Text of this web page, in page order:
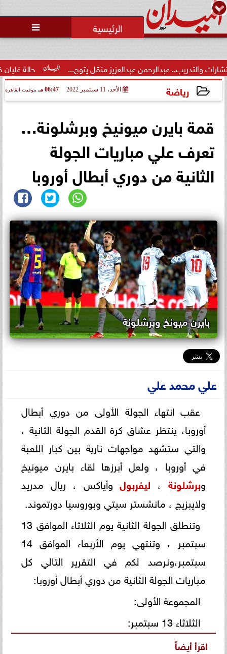

حالة غليان في نادي الشيخ زايد: عبدالعزيز منقل يتوج...
رياضة الأحد، 11 سبتمبر 2022 06:47 مـ بتوقيت القاهرة
قمة بايرن ميونيخ وبرشلونة…
تعرف علي مباريات الجولة
الثانية من دوري أبطال أوروبا
بايرن ميونخ وبرشلونة
علي محمد علي
عقب انتهاء الجولة الأولى من دوري أبطال
أوروبا، ينتظر عشاق كرة القدم الجولة الثانية ،
والتي ستشهد مواجهات نارية بين كبار اللعبة
في أوروبا ، ولعل أبرزها لقاء بايرن ميونيخ
وبرشلونة ، ليفربولوأياكس ، ريال مدريد
ولايبزيج ، مانشستر سيتي وبوروسيا دورتموند.
وتنطلق الجولة الثانية يوم الثلاثاء الموافق 13
سبتمبر ، وتنتهي يوم الأربعاء الموافق 14
سبتمبر،ونرصد لكم في التقرير التالي كل
مباريات الجولة الثانية من دوري أبطال أوروبا:
المجموعة الأولى:
الثلاثاء 13 سبتمبر:
اقرأ أيضاً
محاولات لإخفاء المقاعد عن أعضاء
الجمعية العمومية خلال الإفطار